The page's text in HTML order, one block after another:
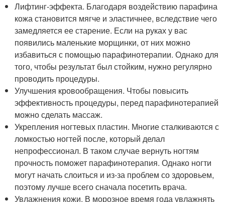
Лифтинг-эффекта. Благодаря воздействию парафина
кожа становится мягче и эластичнее, вследствие чего
замедляется ее старение. Если на руках у вас
появились маленькие морщинки, от них можно
избавиться с помощью парафинотерапии. Однако для
того, чтобы результат был стойким, нужно регулярно
проводить процедуры.
Улучшения кровообращения. Чтобы повысить
эффективность процедуры, перед парафинотерапией
можно сделать массаж.
Укрепления ногтевых пластин. Многие сталкиваются с
ломкостью ногтей после, который делал
непрофессионал. В таком случае вернуть ногтям
прочность поможет парафинотерапия. Однако ногти
могут начать слоиться и из-за проблем со здоровьем,
поэтому лучше всего сначала посетить врача.
Увлажнения кожи. В морозное время года увлажнять